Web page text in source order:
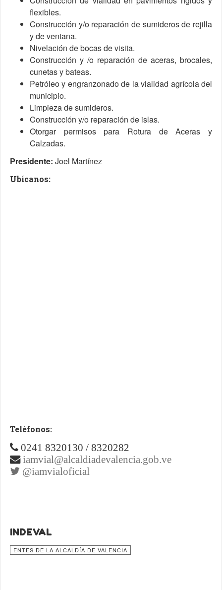
flexibles.
Construcción y/o reparación de sumideros de rejilla
y de ventana.
Nivelación de bocas de visita.
Construcción y /o reparación de aceras, brocales,
cunetas y bateas.
Petróleo y engranzonado de la vialidad agrícola del
municipio.
Limpieza de sumideros.
Construcción y/o reparación de islas.
Otorgar permisos para Rotura de Aceras y
Calzadas.
Presidente: Joel Martínez
Ubícanos:
Teléfonos:
0241 8320130 / 8320282
iamvial@alcaldiadevalencia.gob.ve
@iamvialoficial
INDEVAL
ENTES DE LA ALCALDÍA DE VALENCIA